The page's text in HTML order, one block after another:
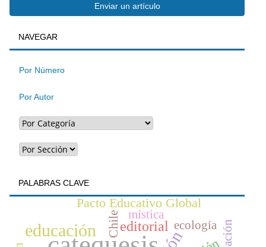
Enviar
un
artículo
Enviar un artículo
BUSQUEDA
NAVEGAR
Por Número
Por Autor
PALABRAS CLAVE
educación editorial
Chile
Pacto Educativo Global
mística
ecología